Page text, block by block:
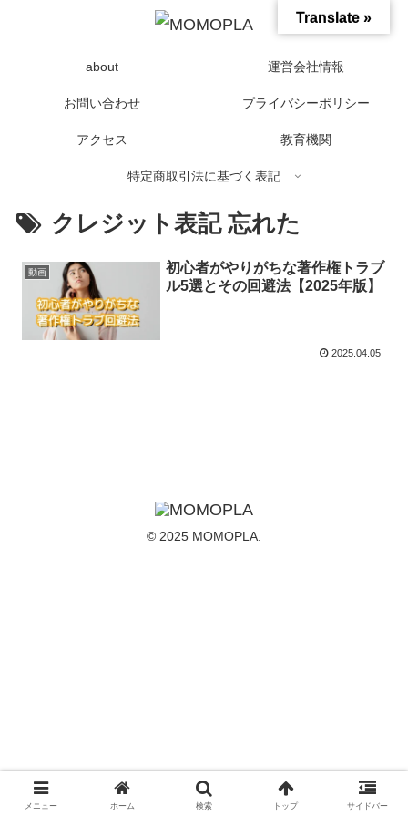
about 運営会社情報
お問い合わせ プライバシーポリシー
アクセス 教育機関
特定商取引法に基づく表記
クレジット表記 忘れた
動画
初心者がやりがちな著作権トラブ
ル5選とその回避法【2025年版】
2025.04.05
© 2025 MOMOPLA.
メニュー ホーム 検索 トップ サイドバー
Translate »